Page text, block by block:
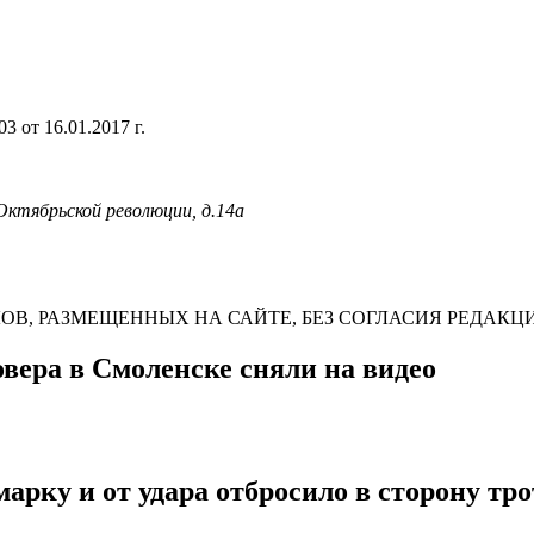
от 16.01.2017 г.
революции, д.14а
РАЗМЕЩЕННЫХ НА САЙТЕ, БЕЗ СОГЛАСИЯ
в Смоленске сняли на видео
и от удара отбросило в сторону